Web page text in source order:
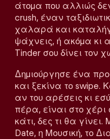
άτομα που αλλιώς
crush, έναν
χαλαρά και
ψάχνεις, ή ακόμα κι
Tinder σου δίνει τον
Δημιούργησε ένα
και ξεκίνα το swipe.
αν του αρέσεις κι
πέρα, είναι στο χέρι
κάτι, δες τι θα
Date, η Μουσική, το